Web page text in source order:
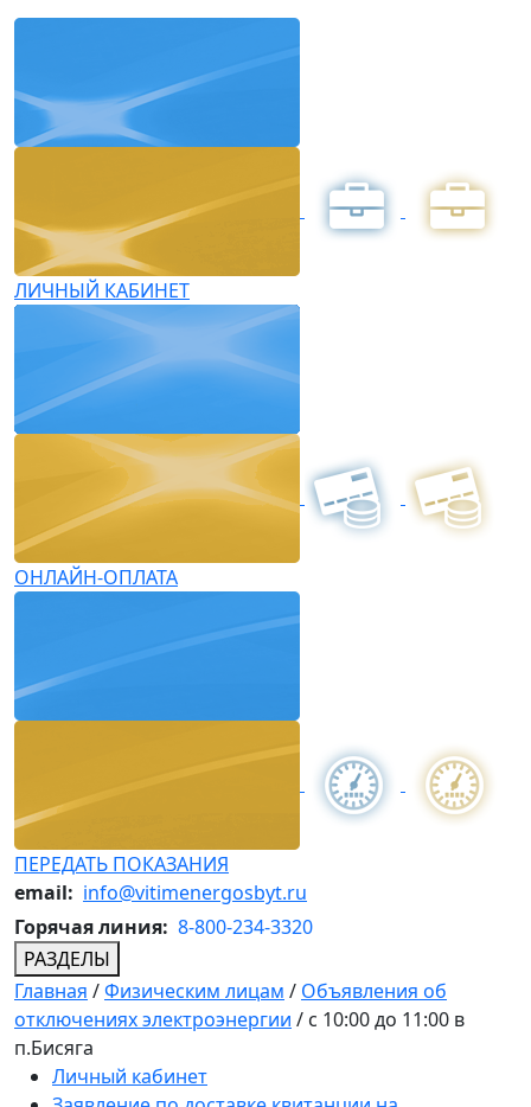
ЛИЧНЫЙ КАБИНЕТ
ОНЛАЙН-ОПЛАТА
ПЕРЕДАТЬ ПОКАЗАНИЯ
email: info@vitimenergosbyt.ru
Горячая линия: 8-800-234-3320
РАЗДЕЛЫ
Главная /Физическим лицам / Объявления об
отключениях электроэнергии / с 10:00 до 11:00 в
п.Бисяга
Личный кабинет